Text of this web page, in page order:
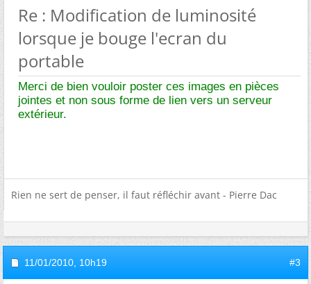
Re : Modification de luminosité
lorsque je bouge l'ecran du
portable
Merci de bien vouloir poster ces images en pièces
jointes et non sous forme de lien vers un serveur
extérieur.
Rien ne sert de penser, il faut réfléchir avant - Pierre Dac
11/01/2010, 10h19 #3